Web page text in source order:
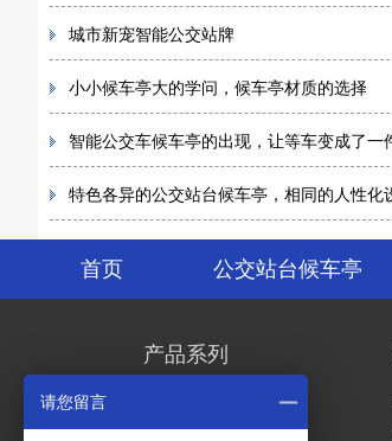
城市新宠智能公交站牌
小小候车亭大的学问，候车亭材质的选择
智能公交车候车亭的出现，让等车变成了一
特色各异的公交站台候车亭，相同的人性化
首页 公交站台候车亭
产品系列
电子公交站牌
请您留言